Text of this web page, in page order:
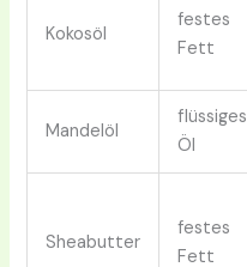
Kokosöl
festes
Fett
Mandelöl
flüssiges
Öl
Sheabutter
festes
Fett